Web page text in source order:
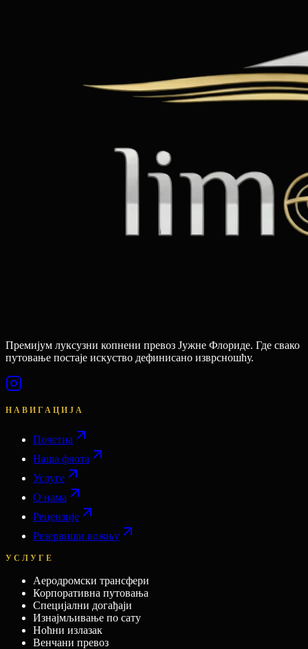
Премијум луксузни копнени превоз Јужне Флориде. Где свако
путовање постаје искуство дефинисано изврсношћу.
НАВИГАЦИЈА
Почетна
Наша флота
Услуге
О нама
Рецензије
Резервиши вожњу
УСЛУГЕ
Аеродромски трансфери
Корпоративна путовања
Специјални догађаји
Изнајмљивање по сату
Ноћни излазак
Венчани превоз